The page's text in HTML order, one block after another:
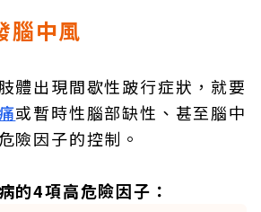
腦中風
體出現間歇性跛行症狀，就要
或暫時性腦部缺性、甚至腦中
險因子的控制。
的4項高危險因子：